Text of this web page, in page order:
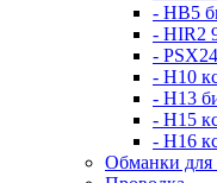
- HB5
- HIR2
-
- H10
- H13
- H15
- H16
Обманки для